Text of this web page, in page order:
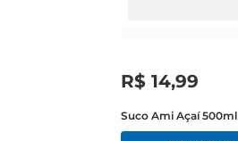
R$ 14,99
Suco Ami Açaí 500ml